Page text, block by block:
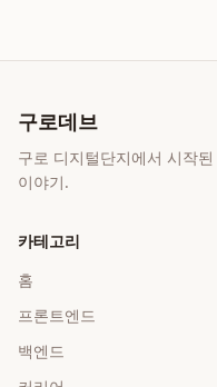
구로데브
구로 디지털단지에서 시작
이야기.
카테고리
홈
프론트엔드
백엔드